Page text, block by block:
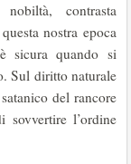
contrasta
nostra epoca
sicura quando si
Sul diritto naturale
del rancore
sovvertire l’ordine